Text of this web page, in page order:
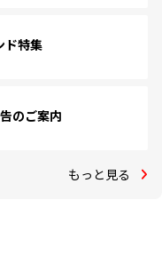
ド特集
のご案内
もっと見る